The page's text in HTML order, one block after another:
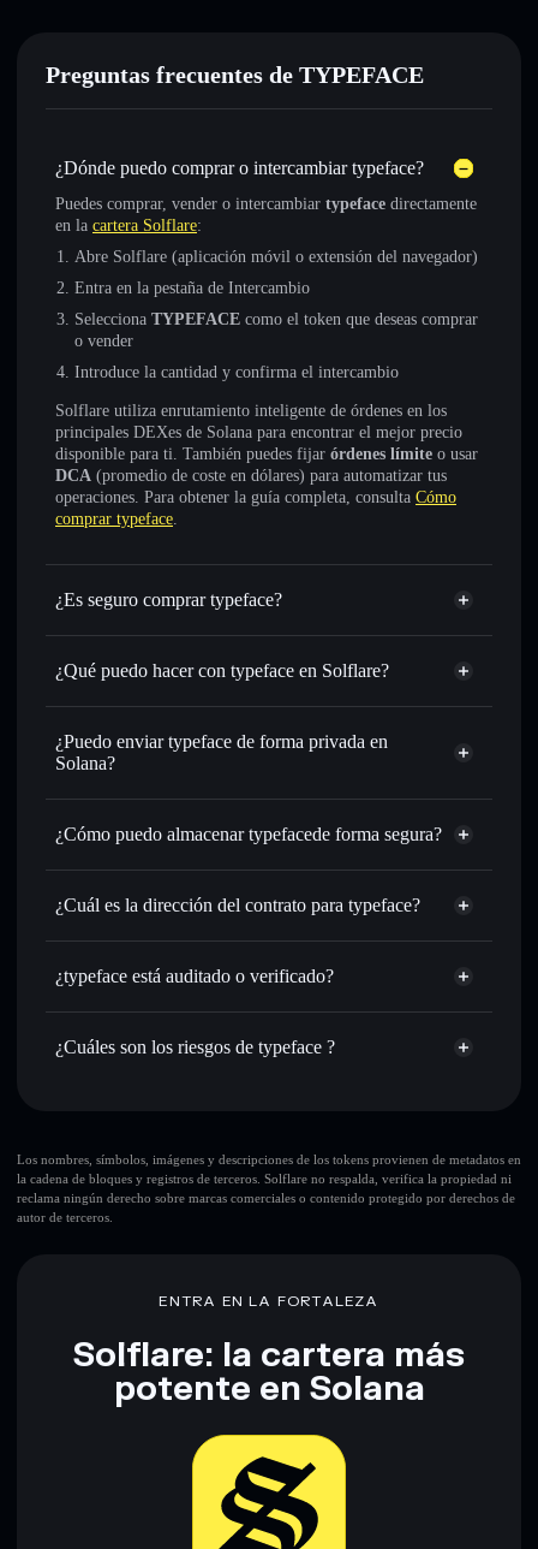
Preguntas frecuentes de TYPEFACE
¿Dónde puedo comprar o intercambiar typeface?
Puedes comprar, vender o intercambiar typeface directamente
en la cartera Solflare:
Abre Solflare (aplicación móvil o extensión del navegador)
Entra en la pestaña de Intercambio
Selecciona TYPEFACE como el token que deseas comprar
o vender
Introduce la cantidad y confirma el intercambio
Solflare utiliza enrutamiento inteligente de órdenes en los
principales DEXes de Solana para encontrar el mejor precio
disponible para ti. También puedes fijar órdenes límite o usar
DCA (promedio de coste en dólares) para automatizar tus
operaciones. Para obtener la guía completa, consulta Cómo
comprar typeface.
¿Es seguro comprar typeface?
typeface no está verificado
¿Qué puedo hacer con typeface en Solflare?
typeface
cartera de Solflare
Intercambiar al instante: operar con TYPEFACE para
SOL, USDC o miles de otros tokens de Solana con
disponible
Establecer órdenes límite: automatizar las operaciones en
TYPEFACE a lo largo del tiempo
Enviar de forma privada: transferir TYPEFACE sin
privacidad integrado de Solflare
Hacer un seguimiento en tiempo real: monitorizar el
precio, volumen, capitalización de mercado y liquidez de
TYPEFACE
¿Puedo enviar typeface de forma privada en
Solana?
agregador de privacidad
Solflare
¿Cómo puedo almacenar typefacede forma segura?
typeface
agregador de privacidad
¿Cuál es la dirección del contrato para typeface?
typeface
¿typeface está auditado o verificado?
typeface no está verificado actualmente
¿Cuáles son los riesgos de typeface ?
10 principales carteras
typeface
sola cartera
typeface
Descargo de responsabilidad: Esta información tiene
únicamente fines educativos y no constituye asesoramiento
proporcionados por rugcheck.xyz.
Los nombres, símbolos, imágenes y descripciones de los tokens provienen de metadatos en
la cadena de bloques y registros de terceros. Solflare no respalda, verifica la propiedad ni
reclama ningún derecho sobre marcas comerciales o contenido protegido por derechos de
autor de terceros.
ENTRA EN LA FORTALEZA
Solflare: la cartera más
potente en Solana